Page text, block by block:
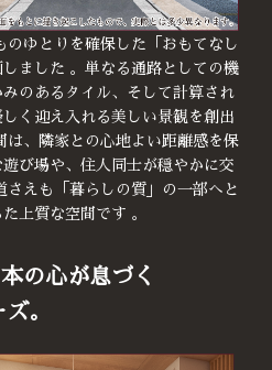
ゆとりを確保した「おもてなし
ました 。単なる通路としての機
のあるタイル、そして計算され
く迎え入れる美しい景観を創出
は、隣家との心地よい距離感を保
び場や、住人同士が穏やかに交
えも「暮らしの質」の一部へと
上質な空間です 。
の心が息づく
。